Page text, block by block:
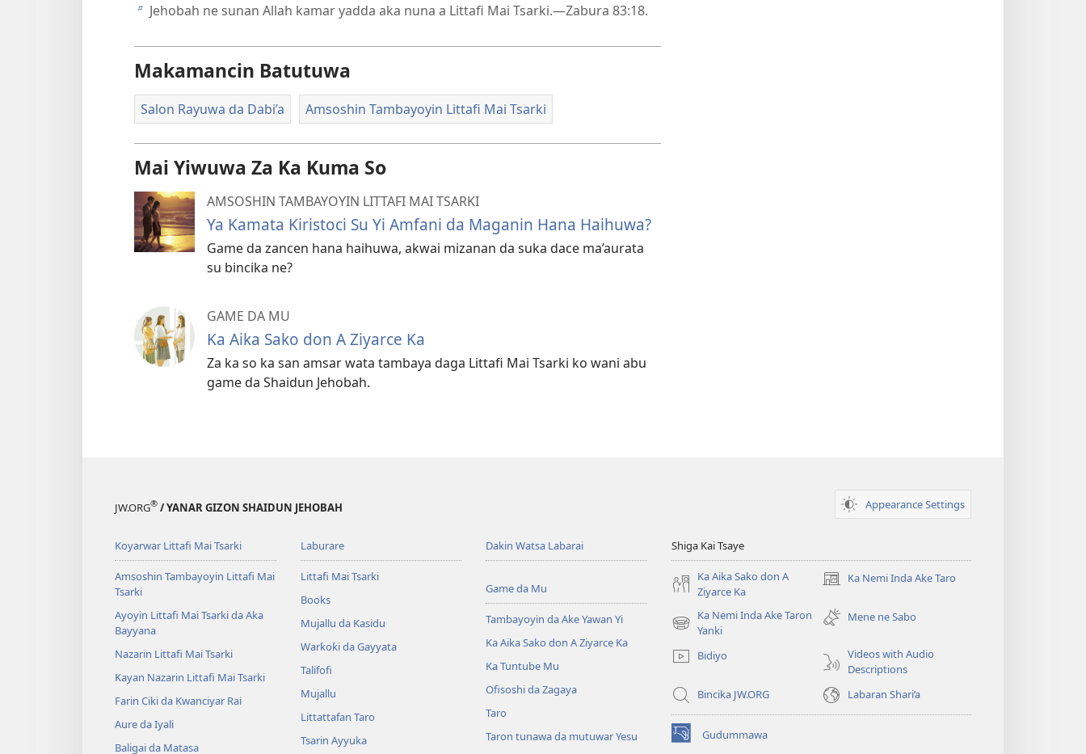
b Jehobah ne sunan Allah kamar yadda aka nuna a Littafi Mai Tsarki.​—Zabura 83:18.
Makamancin Batutuwa
Salon Rayuwa da Dabi’a Amsoshin Tambayoyin Littafi Mai Tsarki
Mai Yiwuwa Za Ka Kuma So
AMSOSHIN TAMBAYOYIN LITTAFI MAI TSARKI
Ya Kamata Kiristoci Su Yi Amfani da Maganin Hana Haihuwa?
Game da zancen hana haihuwa, akwai mizanan da suka dace ma’aurata
su bincika ne?
GAME DA MU
Ka Aika Sako don A Ziyarce Ka
Za ka so ka san amsar wata tambaya daga Littafi Mai Tsarki ko wani abu
game da Shaidun Jehobah.
JW.ORG® / YANAR GIZON SHAIDUN JEHOBAH Appearance Settings
Koyarwar Littafi Mai Tsarki
Amsoshin Tambayoyin Littafi Mai
Tsarki
Ayoyin Littafi Mai Tsarki da Aka
Bayyana
Nazarin Littafi Mai Tsarki
Kayan Nazarin Littafi Mai Tsarki
Farin Ciki da Kwanciyar Rai
Aure da Iyali
Baligai da Matasa
Laburare
Littafi Mai Tsarki
Books
Mujallu da Ƙasidu
Warƙoƙi da Gayyata
Talifofi
Mujallu
Littattafan Taro
Tsarin Ayyuka
Dakin Watsa Labarai
Game da Mu
Tambayoyin da Ake Yawan Yi
Ka Aika Sako don A Ziyarce Ka
Ka Tuntube Mu
Ofisoshi da Zagaya
Taro
Taron tunawa da mutuwar Yesu
Shiga Kai Tsaye
Ka Aika Sako don A
Ziyarce Ka
Ka Nemi Inda Ake Taro
(opens
window)
Ka Nemi Inda Ake Taron
Yanki
(opens
window)
Mene ne Sabo
Bidiyo
Videos with Audio
Descriptions
Bincika JW.ORG
Labaran Shari’a
Gudummawa
(opens